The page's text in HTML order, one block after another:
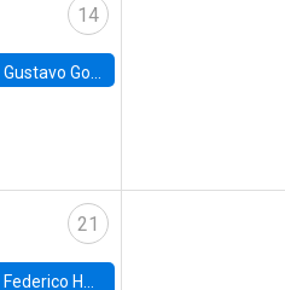
14
Gustavo González - Banco Central de Chile
21
Federico Huneeus - Banco Central de Chile